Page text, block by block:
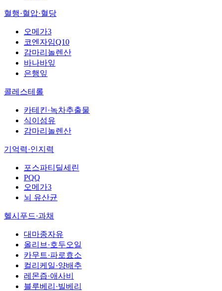
혈행·혈압·혈당
오메가3
코엔자임Q10
감마리놀렌산
바나바잎
은행잎
콜레스테롤
카테킨·녹차추출물
식이섬유
감마리놀렌산
기억력·인지력
포스파티딜세린
PQQ
오메가3
뇌 유산균
헬시푸드·과채
대마종자유
올리브·호두오일
카무트·파로효소
컬리케일·양배추
레몬즙·애사비
블루베리·빌베리